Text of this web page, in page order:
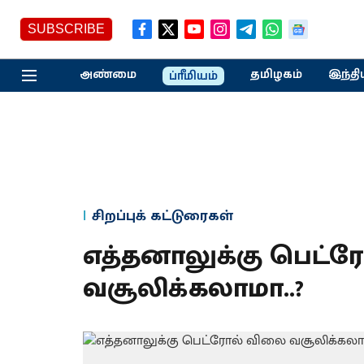
SUBSCRIBE
அண்மை ப்ரீமியம் தமிழகம்
சிறப்புக் கட்டுரைகள்
எத்தனாலுக்கு
வசூலிக்கலாமா..?